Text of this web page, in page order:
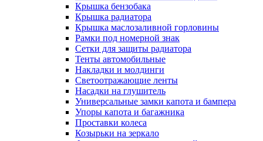
Крышка бензобака
Крышка радиатора
Крышка маслозаливной горловины
Рамки под номерной знак
Сетки для защиты радиатора
Тенты автомобильные
Накладки и молдинги
Светоотражающие ленты
Насадки на глушитель
Универсальные замки капота и бампера
Упоры капота и багажника
Проставки колеса
Козырьки на зеркало